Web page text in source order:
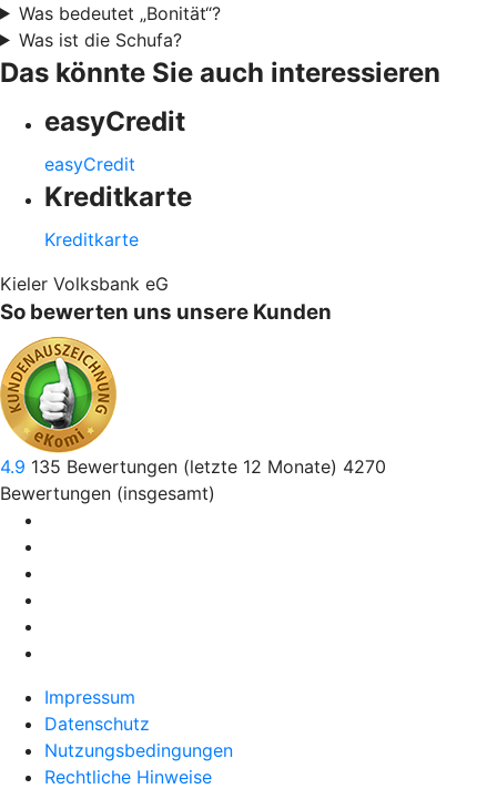
Was bedeutet „Bonität“?
Was ist die Schufa?
Das könnte Sie auch interessieren
easyCredit
easyCredit
Kreditkarte
Kreditkarte
Kieler Volksbank eG
So bewerten uns unsere Kunden
4.9 135 Bewertungen (letzte 12 Monate) 4270
Bewertungen (insgesamt)
Impressum
Datenschutz
Nutzungsbedingungen
Rechtliche Hinweise